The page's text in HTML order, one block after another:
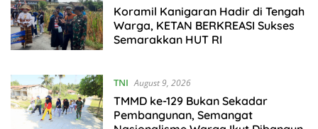
Koramil Kanigaran Hadir di Tengah
Warga, KETAN BERKREASI Sukses
Semarakkan HUT RI
TNI August 9, 2026
TMMD ke-129 Bukan Sekadar
Pembangunan, Semangat